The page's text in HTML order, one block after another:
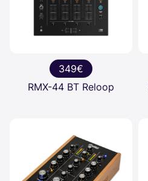
349€
RMX-44 BT Reloop